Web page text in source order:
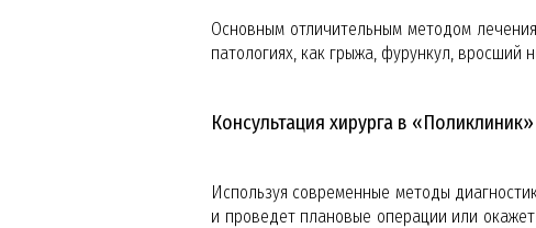
Основным отличительным методом
патологиях, как грыжа, фурункул, вросший
Консультация хирурга в «Поликлиник»
Используя современные методы
и проведет плановые операции или